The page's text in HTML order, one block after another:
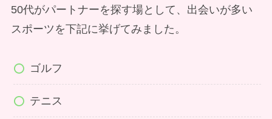
50代がパートナーを探す場として、出会いが多い
スポーツを下記に挙げてみました。
ゴルフ
テニス